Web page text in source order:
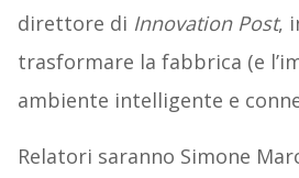
direttore di Innovation Post,
trasformare la fabbrica (e
ambiente intelligente e
Relatori saranno Simone